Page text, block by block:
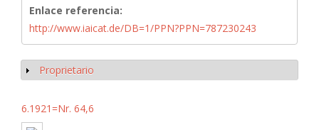
Enlace referencia:
http://www.iaicat.de/DB=1/PPN?PPN=787230243
Mostrar
Proprietario
6.1921=Nr. 64,6